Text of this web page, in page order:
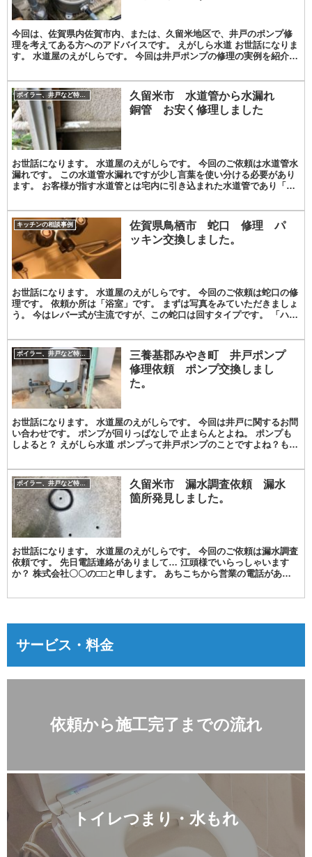
今回は、佐賀県内佐賀市内、または、久留米地区で、井戸のポンプ修
理を考えてある方へのアドバイスです。 えがしら水道 お世話になりま
す。 水道屋のえがしらです。 今回は井戸ポンプの修理の実例を紹介し
ボイラー、井戸など特殊な修理対応事例紹介
久留米市 水道管から水漏れ
銅管 お安く修理しました
お世話になります。 水道屋のえがしらです。 今回のご依頼は水道管水
漏れです。 この水道管水漏れですが少し言葉を使い分ける必要があり
ます。 お客様が指す水道管とは宅内に引き込まれた水道管であり「水
キッチンの相談事例
佐賀県鳥栖市 蛇口 修理 パ
ッキン交換しました。
お世話になります。 水道屋のえがしらです。 今回のご依頼は蛇口の修
理です。 依頼か所は「浴室」です。 まずは写真をみていただきましょ
う。 今はレバー式が主流ですが、この蛇口は回すタイプです。 「ハン
ボイラー、井戸など特殊な修理対応事例紹介
三養基郡みやき町 井戸ポンプ
修理依頼 ポンプ交換しまし
た。
お世話になります。 水道屋のえがしらです。 今回は井戸に関するお問
い合わせです。 ポンプが回りっぱなしで 止まらんとよね。 ポンプも
しよると？ えがしら水道 ポンプって井戸ポンプのことですよね？もち
久留米市 漏水調査依頼 漏水
箇所発見しました。
お世話になります。 水道屋のえがしらです。 今回のご依頼は漏水調査
依頼です。 先日電話連絡がありまして… 江頭様でいらっしゃいます
か？ 株式会社〇〇の□□と申します。 あちこちから営業の電話があり
サービス・料金
依頼から施工完了までの流れ
トイレつまり・水もれ